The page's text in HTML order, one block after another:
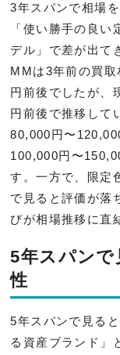
3年スパンで相場
「使い勝手の良
デル」で差が出て
MMは3年前の買
円前後でしたが、
円前後で推移して
80,000円〜
100,000円〜
す。一方で、限定
で見ると評価が落
びが相場推移に直
5年スパン
性
5年スパンで見る
る資産ブランド」